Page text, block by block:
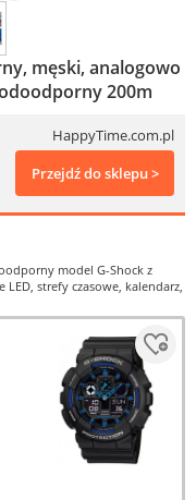
męski, analogowo
200m
HappyTime.com.pl
Przejdź do sklepu >
model G-Shock z
strefy czasowe, kalendarz,